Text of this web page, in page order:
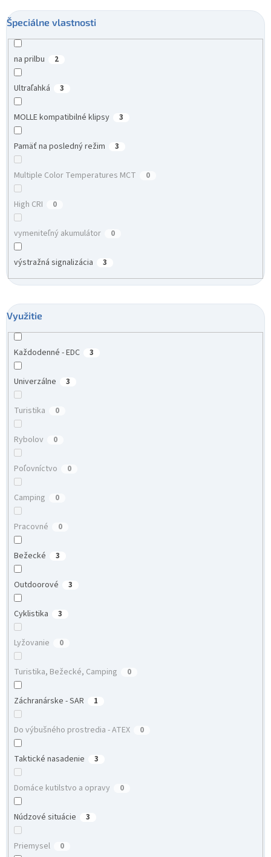
Špeciálne vlastnosti
na prilbu 2
Ultraľahká 3
MOLLE kompatibilné klipsy 3
Pamäť na posledný režim 3
Multiple Color Temperatures MCT 0
High CRI 0
vymeniteľný akumulátor 0
výstražná signalizácia 3
Využitie
Každodenné - EDC 3
Univerzálne 3
Turistika 0
Rybolov 0
Poľovníctvo 0
Camping 0
Pracovné 0
Bežecké 3
Outdoorové 3
Cyklistika 3
Lyžovanie 0
Turistika, Bežecké, Camping 0
Záchranárske - SAR 1
Do výbušného prostredia - ATEX 0
Taktické nasadenie 3
Domáce kutilstvo a opravy 0
Núdzové situácie 3
Priemysel 0